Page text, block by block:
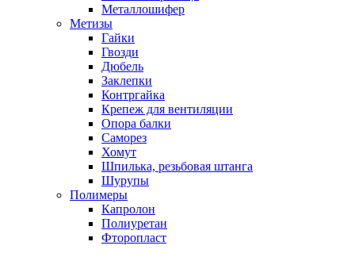
Металлошифер
Метизы
Гайки
Гвозди
Дюбель
Заклепки
Контргайка
Крепеж для вентиляции
Опора балки
Саморез
Хомут
Шпилька, резьбовая штанга
Шурупы
Полимеры
Капролон
Полиуретан
Фторопласт